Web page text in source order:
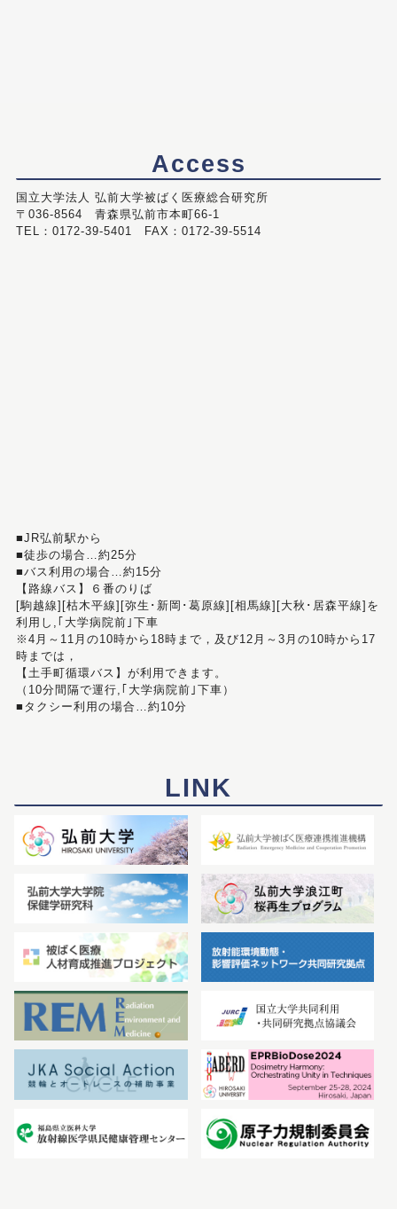
Access
国立大学法人 弘前大学被ばく医療総合研究所
〒036-8564 青森県弘前市本町66-1
TEL：0172-39-5401 FAX：0172-39-5514
■JR弘前駅から
■徒歩の場合…約25分
■バス利用の場合…約15分
【路線バス】６番のりば
[駒越線][枯木平線][弥生･新岡･葛原線][相馬線][大秋･居森平線]を
利用し,｢大学病院前｣下車
※4月～11月の10時から18時まで，及び12月～3月の10時から17
時までは，
【土手町循環バス】が利用できます。
（10分間隔で運行,｢大学病院前｣下車）
■タクシー利用の場合…約10分
LINK